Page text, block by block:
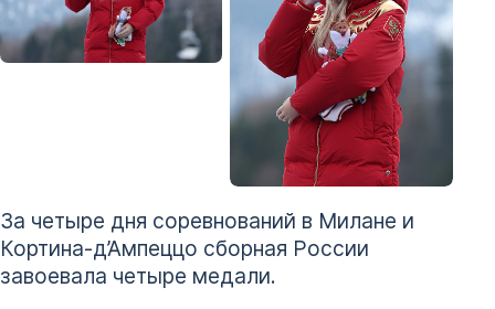
За четыре дня соревнований в Милане и
Кортина-д’Ампеццо сборная России
завоевала четыре медали.